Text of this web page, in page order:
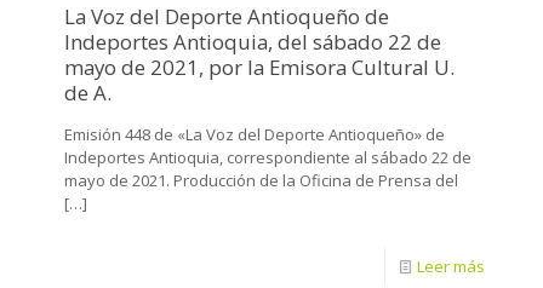
La Voz del Deporte Antioqueño de
Indeportes Antioquia, del sábado 22 de
mayo de 2021, por la Emisora Cultural U.
de A.
Emisión 448 de «La Voz del Deporte Antioqueño» de
Indeportes Antioquia, correspondiente al sábado 22 de
mayo de 2021. Producción de la Oficina de Prensa del
[…]
Leer más